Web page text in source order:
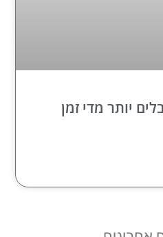
יותר מדי זמן